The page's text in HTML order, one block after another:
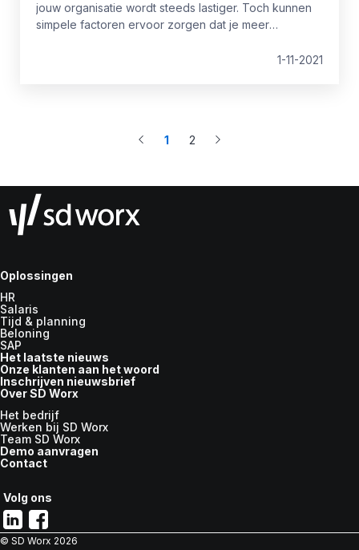
jouw organisatie wordt steeds lastiger. Toch kunnen
simpele factoren ervoor zorgen dat je meer
1-11-2021
1 2
Oplossingen
HR
Salaris
Tijd & planning
Beloning
SAP
Het laatste nieuws
Onze klanten aan het woord
Inschrijven nieuwsbrief
Over SD Worx
Het bedrijf
Werken bij SD Worx
Team SD Worx
Demo aanvragen
Contact
Volg ons
© SD Worx 2026